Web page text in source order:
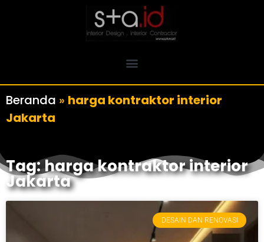
Beranda » harga kontraktor interior
Jakarta
Tag: harga kontraktor interior
Jakarta
DESAIN DAN RENOVASI